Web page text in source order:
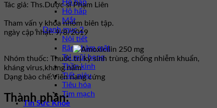
Hô hấp
Hô hấp
Mắt
Danh mục 2
Nội tiết
Răng hàm mặt
Tai mũi họng
Thần kinh
Tiết niệu
Tiêu hóa
Tim mạch
Tin Sức Khỏe
Tác giả: Ths.Dược sĩ Phạm Liên
Tham vấn y khoa nhóm biên tập.
ngày cập nhật: 9/8/2019
Nhóm thuốc: Thuốc trị ký sinh trùng, chống nhiễm khuẩn,
kháng virus,kháng nấm
Dạng bào chế:Viên nang cứng
Thành phần: